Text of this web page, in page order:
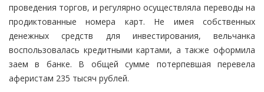
проведения торгов, и регулярно осуществляла переводы на
продиктованные номера карт. Не имея собственных
денежных средств для инвестирования, вельчанка
воспользовалась кредитными картами, а также оформила
заем в банке. В общей сумме потерпевшая перевела
аферистам 235 тысяч рублей.